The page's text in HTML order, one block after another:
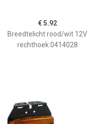
€ 5.92
Breedtelicht rood/wit 12V
rechthoek 0414028